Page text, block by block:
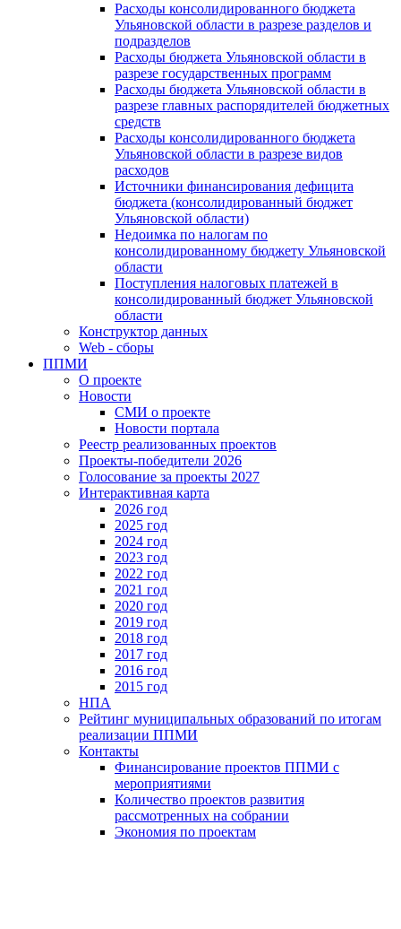
Расходы консолидированного бюджета
Ульяновской области в разрезе разделов и
подразделов
Расходы бюджета Ульяновской области в
разрезе государственных программ
Расходы бюджета Ульяновской области в
разрезе главных распорядителей бюджетных
средств
Расходы консолидированного бюджета
Ульяновской области в разрезе видов
расходов
Источники финансирования дефицита
бюджета (консолидированный бюджет
Ульяновской области)
Недоимка по налогам по
консолидированному бюджету Ульяновской
области
Поступления налоговых платежей в
консолидированный бюджет Ульяновской
области
Конструктор данных
Web - сборы
ППМИ
О проекте
Новости
СМИ о проекте
Новости портала
Реестр реализованных проектов
Проекты-победители 2026
Голосование за проекты 2027
Интерактивная карта
2026 год
2025 год
2024 год
2023 год
2022 год
2021 год
2020 год
2019 год
2018 год
2017 год
2016 год
2015 год
НПА
Рейтинг муниципальных образований по итогам
реализации ППМИ
Контакты
Финансирование проектов ППМИ с
мероприятиями
Количество проектов развития
рассмотренных на собрании
Экономия по проектам